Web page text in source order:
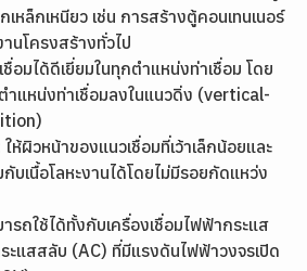
หล็กเหนียว เช่น การสร้างตู้คอนเทนเนอร์
นโครงสร้างทั่วไป
ชื่อมได้ดีเยี่ยมในทุกตำแหน่งท่าเชื่อม โดย
ำแหน่งท่าเชื่อมลงในแนวดิ่ง (vertical-
ห้ผิวหน้าของแนวเชื่อมที่เว้าเล็กน้อยและ
บเนื้อโลหะงานได้โดยไม่มีรอยกัดแหว่ง
รถใช้ได้ทั้งกับเครื่องเชื่อมไฟฟ้ากระแส
ะแสสลับ (AC) ที่มีแรงดันไฟฟ้าวงจรเปิด